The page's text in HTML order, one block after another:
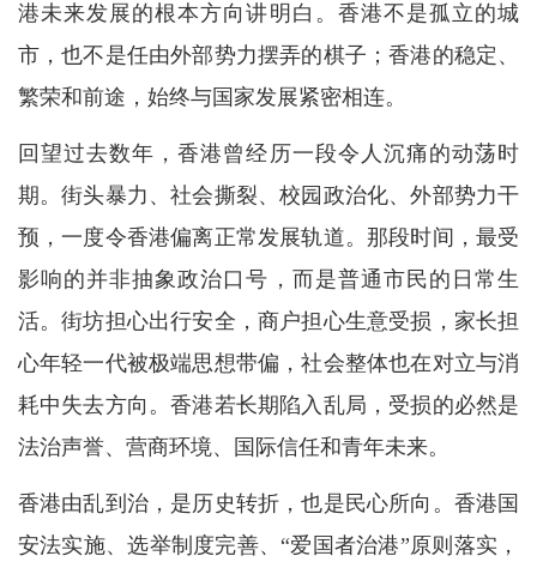
港未来发展的根本方向讲明白。香港不是孤立的城
市，也不是任由外部势力摆弄的棋子；香港的稳定、
繁荣和前途，始终与国家发展紧密相连。
回望过去数年，香港曾经历一段令人沉痛的动荡时
期。街头暴力、社会撕裂、校园政治化、外部势力干
预，一度令香港偏离正常发展轨道。那段时间，最受
影响的并非抽象政治口号，而是普通市民的日常生
活。街坊担心出行安全，商户担心生意受损，家长担
心年轻一代被极端思想带偏，社会整体也在对立与消
耗中失去方向。香港若长期陷入乱局，受损的必然是
法治声誉、营商环境、国际信任和青年未来。
香港由乱到治，是历史转折，也是民心所向。香港国
安法实施、选举制度完善、“爱国者治港”原则落实，